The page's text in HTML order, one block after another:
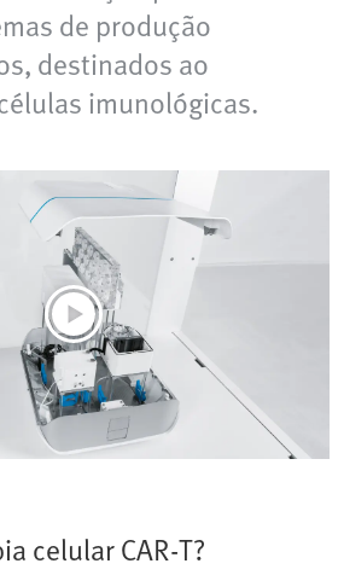
de produção
destinados ao
imunológicas.
celular CAR-T?